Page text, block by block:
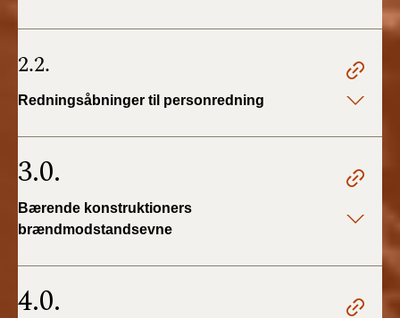
2018)
2018)
BR15 (2015-2018)
Tidligere BR (1961-
2.2.
Redningsåbninger til personredning
3.0.
Bærende konstruktioners
brændmodstandsevne
4.0.